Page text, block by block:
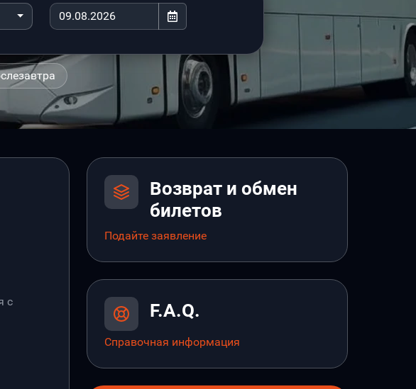
с
Возврат и обмен
билетов
Подайте заявление
F.A.Q.
Справочная информация